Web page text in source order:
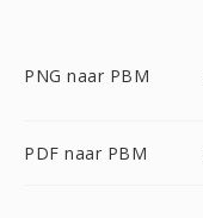
PNG naar PBM
PDF naar PBM